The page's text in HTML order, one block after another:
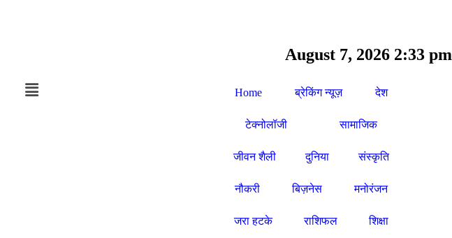
August 7, 2026 2:33 pm
Home ब्रेकिंग न्यूज़ देश
टेक्नोलॉजी सामाजिक
जीवन शैली दुनिया संस्कृति
नौकरी बिज़नेस मनोरंजन
जरा हटके राशिफल शिक्षा